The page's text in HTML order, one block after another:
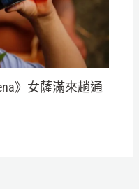
》女薩滿來趟通